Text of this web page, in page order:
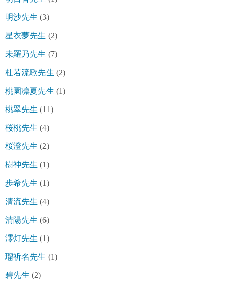
明沙先生 (3)
星衣夢先生 (2)
未羅乃先生 (7)
杜若流歌先生 (2)
桃園凛夏先生 (1)
桃翠先生 (11)
桜桃先生 (4)
桜澄先生 (2)
樹神先生 (1)
歩希先生 (1)
清流先生 (4)
清陽先生 (6)
澪灯先生 (1)
瑠祈名先生 (1)
碧先生 (2)